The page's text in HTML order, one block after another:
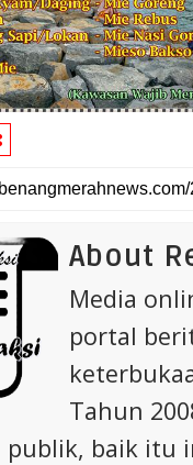
About
Media
portal
Tahun
publik, baik itu